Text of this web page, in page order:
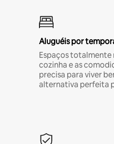
Aluguéis por
Espaços
cozinha e as
precisa para viver
alternativa perfeita